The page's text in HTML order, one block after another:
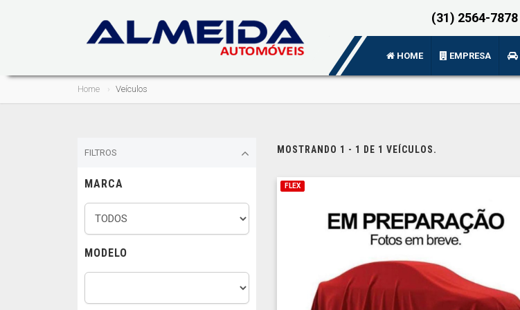
(31) 2564-7878
HOME EMPRESA
Home Veículos
FILTROS
MARCA
MODELO
MOSTRANDO 1 - 1 DE 1 VEÍCULOS.
FLEX